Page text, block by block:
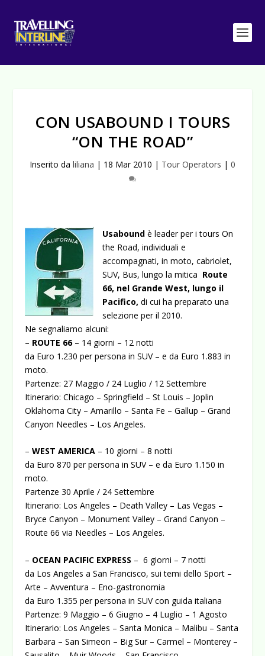
CON USABOUND I TOURS
“ON THE ROAD”
Inserito da liliana | 18 Mar 2010 | Tour Operators | 0
Usabound è leader per i tours On
the Road, individuali e
accompagnati, in moto, cabriolet,
SUV, Bus, lungo la mitica Route
66, nel Grande West, lungo il
Pacifico, di cui ha preparato una
selezione per il 2010.
Ne segnaliamo alcuni:
– ROUTE 66 – 14 giorni – 12 notti
da Euro 1.230 per persona in SUV – e da Euro 1.883 in
moto.
Partenze: 27 Maggio / 24 Luglio / 12 Settembre
Itinerario: Chicago – Springfield – St Louis – Joplin
Oklahoma City – Amarillo – Santa Fe – Gallup – Grand
Canyon Needles – Los Angeles.
–WEST AMERICA – 10 giorni – 8 notti
da Euro 870 per persona in SUV – e da Euro 1.150 in
moto.
Partenze 30 Aprile / 24 Settembre
Itinerario: Los Angeles – Death Valley – Las Vegas –
Bryce Canyon – Monument Valley – Grand Canyon –
Route 66 via Needles – Los Angeles.
– OCEAN PACIFIC EXPRESS – 6 giorni – 7 notti
da Los Angeles a San Francisco, sui temi dello Sport –
Arte – Avventura – Eno-gastronomia
da Euro 1.355 per persona in SUV con guida italiana
Partenze: 9 Maggio – 6 Giugno – 4 Luglio – 1 Agosto
Itinerario: Los Angeles – Santa Monica – Malibu – Santa
Barbara – San Simeon – Big Sur – Carmel – Monterey –